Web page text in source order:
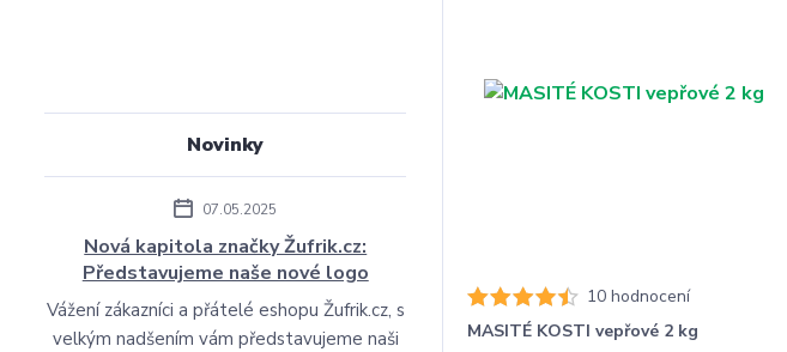
10 hodnocení
MASITÉ KOSTI vepřové 2 kg
Novinky
07.05.2025
Nová kapitola značky Žufrik.cz:
Představujeme naše nové logo
Vážení zákazníci a přátelé eshopu Žufrik.cz, s
velkým nadšením vám představujeme naši